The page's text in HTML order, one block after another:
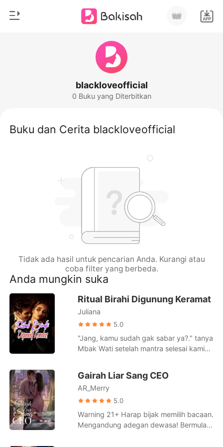
Pengisian Ulang
Unduh Aplikasi
Romantis
blackloveofficial
0 Buku yang Diterbitkan
Buku dan Cerita blackloveofficial
Tidak ada hasil untuk pencarian Anda. Kurangi atau
coba filter yang berbeda.
Anda mungkin suka
Ritual Birahi Digunung Keramat
Juliana
5.0
"Jang, kamu sudah gak sabar ya?." tanya
Mbak Wati setelah mantra selesai kami
mendorongku jatuh terlentang.
Jantungku berdegup sangat kencang,
inilah saat yang aku tunggu, detik detik
keperjakaanku menjadi tumbal Ritual di
Gunung Keramat. Tumbal yang tidak
Gairah Liar Sang CEO
AR_Merry
5.0
Warning 21+ Harap bijak memilih bacaan.
Mengandung adegan dewasa! Bermula